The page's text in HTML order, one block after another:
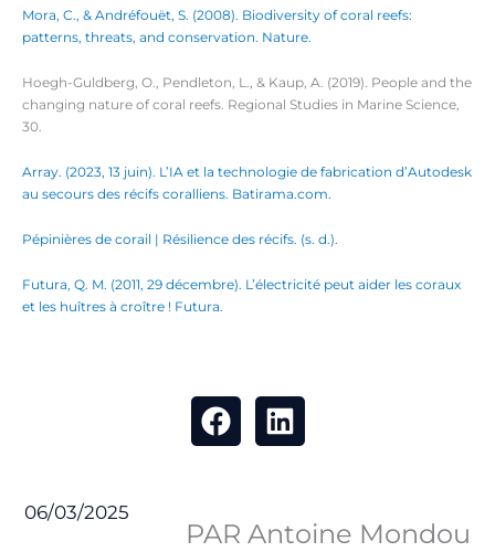
Mora, C., & Andréfouët, S. (2008). Biodiversity of coral reefs:
patterns, threats, and conservation. Nature.
Hoegh-Guldberg, O., Pendleton, L., & Kaup, A. (2019). People and the
changing nature of coral reefs. Regional Studies in Marine Science,
30.
Array. (2023, 13 juin). L’IA et la technologie de fabrication d’Autodesk
au secours des récifs coralliens. Batirama.com.
Pépinières de corail | Résilience des récifs. (s. d.).
Futura, Q. M. (2011, 29 décembre). L’électricité peut aider les coraux
et les huîtres à croître ! Futura.
06/03/2025
PAR Antoine Mondou